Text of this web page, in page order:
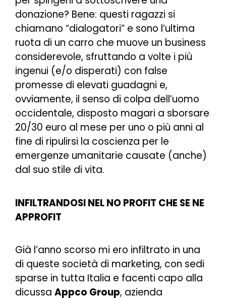
donazione? Bene: questi ragazzi si
chiamano “dialogatori” e sono l’ultima
ruota di un carro che muove un business
considerevole, sfruttando a volte i più
ingenui (e/o disperati) con false
promesse di elevati guadagni e,
ovviamente, il senso di colpa dell’uomo
occidentale, disposto magari a sborsare
20/30 euro al mese per uno o più anni al
fine di ripulirsi la coscienza per le
emergenze umanitarie causate (anche)
dal suo stile di vita.
INFILTRANDOSI NEL NO PROFIT CHE SE NE
APPROFIT
Già l’anno scorso mi ero infiltrato in una
di queste società di marketing, con sedi
sparse in tutta Italia e facenti capo alla
dicussa Appco Group, azienda